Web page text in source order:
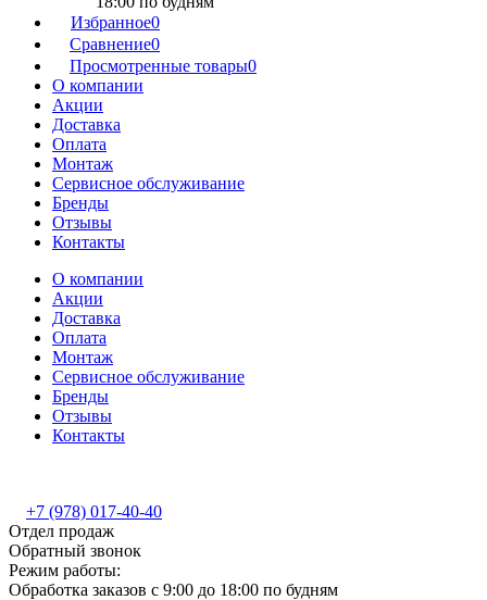
Избранное0
Сравнение0
Просмотренные товары0
О компании
Акции
Доставка
Оплата
Монтаж
Сервисное обслуживание
Бренды
Отзывы
Контакты
О компании
Акции
Доставка
Оплата
Монтаж
Сервисное обслуживание
Бренды
Отзывы
Контакты
+7 (978) 017-40-40
Отдел продаж
Обратный звонок
Режим работы:
Обработка заказов с 9:00 до 18:00 по будням